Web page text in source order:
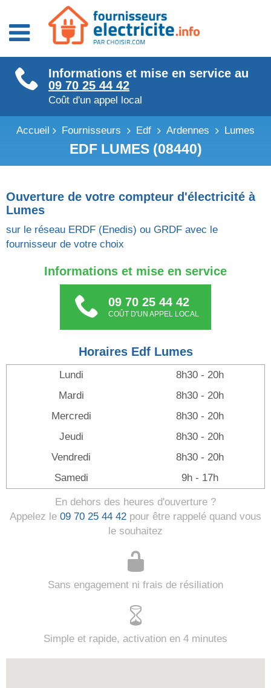
Fournisseurs énergie
Fournisseurs électricité
Fournisseurs gaz
Informations et mise en service au
09 70 25 44 42
Coût d'un appel local
Accueil Fournisseurs Edf Ardennes Lumes
EDF LUMES (08440)
Ouverture de votre compteur d'électricité à
Lumes
sur le réseau ERDF (Enedis) ou GRDF avec le
fournisseur de votre choix
Informations et mise en service
09 70 25 44 42
COÛT D'UN APPEL LOCAL
Horaires Edf Lumes
Lundi
8h30 - 20h
Mardi
8h30 - 20h
Mercredi
8h30 - 20h
Jeudi
8h30 - 20h
Vendredi
8h30 - 20h
Samedi
9h - 17h
En dehors des heures d'ouverture ?
Appelez le 09 70 25 44 42 pour être rappelé quand vous
le souhaitez
Sans engagement ni frais de résiliation
Simple et rapide, activation en 4 minutes